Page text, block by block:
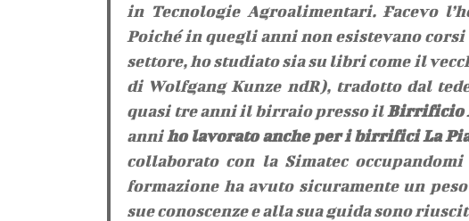
in Tecnologie Agroalimentari. Facevo
Poiché in quegli anni non esistevano
settore, ho studiato sia su libri come il
di Wolfgang Kunze ndR), tradotto dal
quasi tre anni il birraio presso ilBirrificio
anniho lavorato anche per i birrifici La
collaborato con la Simatec
formazione ha avuto sicuramente un
sue conoscenze e alla sua guida sono